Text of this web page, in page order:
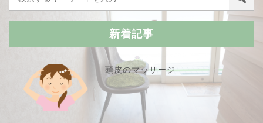
新着記事
頭皮のマッサージ